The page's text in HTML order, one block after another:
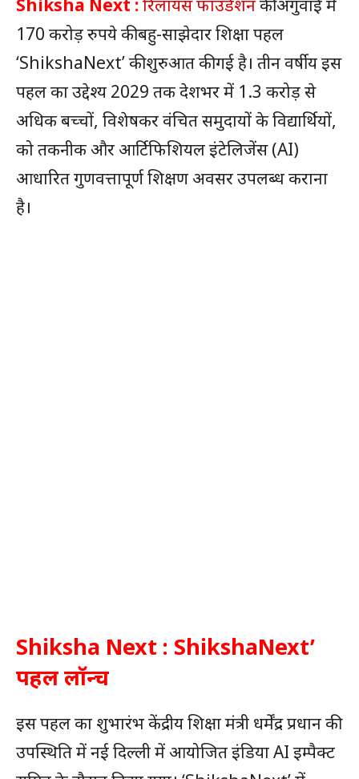
Shiksha Next :रिलायंस फाउंडेशनकी अगुवाई में
170 करोड़ रुपये की बहु-साझेदार शिक्षा पहल
‘ShikshaNext’ की शुरुआत की गई है। तीन वर्षीय इस
पहल का उद्देश्य 2029 तक देशभर में 1.3 करोड़ से
अधिक बच्चों, विशेषकर वंचित समुदायों के विद्यार्थियों,
को तकनीक और आर्टिफिशियल इंटेलिजेंस (AI)
आधारित गुणवत्तापूर्ण शिक्षण अवसर उपलब्ध कराना
है।
Shiksha Next : ShikshaNext’
पहल लॉन्च
इस पहल का शुभारंभ केंद्रीय शिक्षा मंत्री धर्मेंद्र प्रधान की
उपस्थिति में नई दिल्ली में आयोजित इंडिया AI इम्पैक्ट